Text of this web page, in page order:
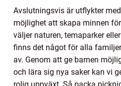
Avslutningsvis är utflykter
möjlighet att skapa minnen
väljer naturen, temaparker
finns det något för alla
av. Genom att ge barnen
och lära sig nya saker kan vi
rolig uppväxt. Så packa